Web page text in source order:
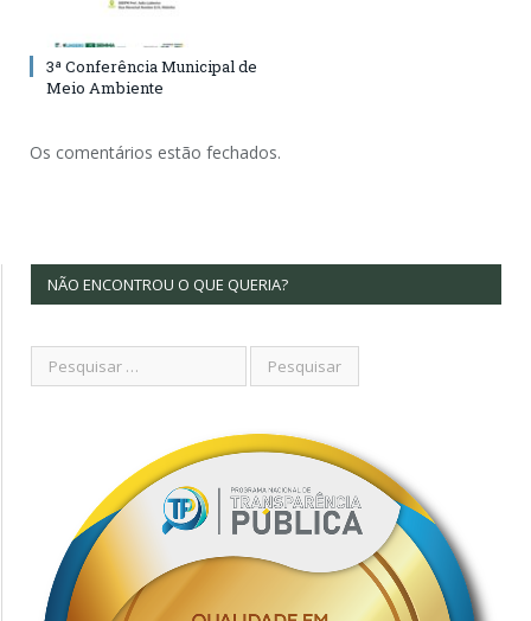
3ª Conferência Municipal de
Meio Ambiente
Os comentários estão fechados.
NÃO ENCONTROU O QUE QUERIA?